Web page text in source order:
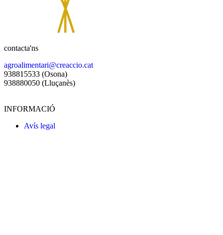
contacta'ns
agroalimentari@creaccio.cat
938815533 (Osona)
938880050 (Lluçanès)
INFORMACIÓ
Avís legal